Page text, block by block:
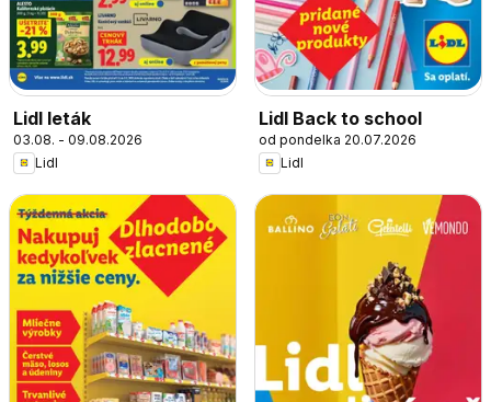
Lidl leták
03.08. - 09.08.2026
Lidl
Lidl Back to school
od pondelka 20.07.2026
Lidl